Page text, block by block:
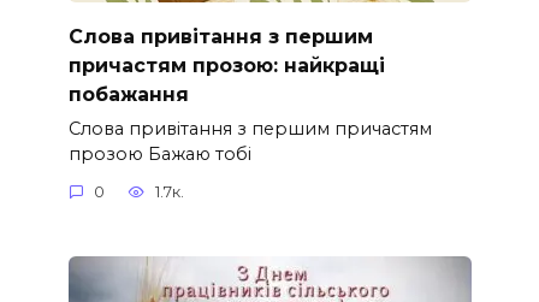
Слова привітання з першим
причастям прозою: найкращі
побажання
Слова привітання з першим причастям
прозою Бажаю тобі
0 1.7к.